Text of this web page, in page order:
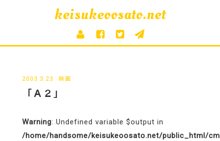
keisukeoosato.net
2003.3.23 映画
「Ａ２」
Warning: Undefined variable $output in
/home/handsome/keisukeoosato.net/public_html/